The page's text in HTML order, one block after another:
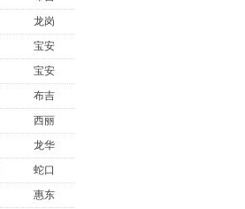
龙岗
宝安
宝安
布吉
西丽
龙华
蛇口
惠东